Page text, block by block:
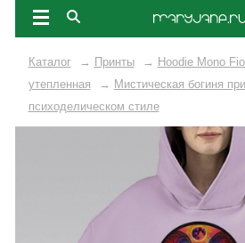
Каталог → Принты → Hoodie Mono
утепленная
→ Мистическая богиня
психоделическом стиле